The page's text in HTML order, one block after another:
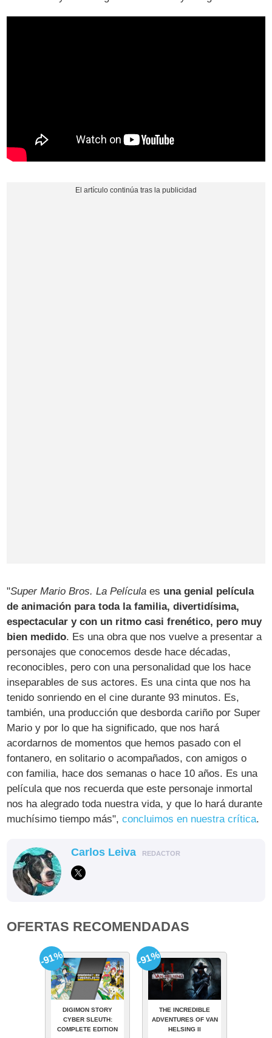
"Super Mario Bros. La Película es una genial película
de animación para toda la familia, divertidísima,
espectacular y con un ritmo casi frenético, pero muy
bien medido. Es una obra que nos vuelve a presentar a
personajes que conocemos desde hace décadas,
reconocibles, pero con una personalidad que los hace
inseparables de sus actores. Es una cinta que nos ha
tenido sonriendo en el cine durante 93 minutos. Es,
también, una producción que desborda cariño por Super
Mario y por lo que ha significado, que nos hará
acordarnos de momentos que hemos pasado con el
fontanero, en solitario o acompañados, con amigos o
con familia, hace dos semanas o hace 10 años. Es una
película que nos recuerda que este personaje inmortal
nos ha alegrado toda nuestra vida, y que lo hará durante
muchísimo tiempo más",concluimos en nuestra crítica.
Carlos Leiva REDACTOR
OFERTAS RECOMENDADAS
DIGIMON STORY
CYBER SLEUTH:
COMPLETE EDITION
-91%
THE INCREDIBLE
ADVENTURES OF VAN
HELSING II
-91%